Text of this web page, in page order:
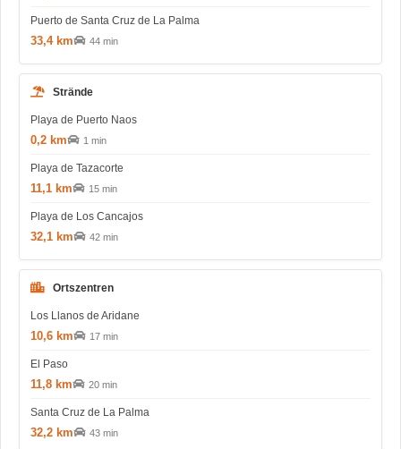
Puerto de Santa Cruz de La Palma
33,4 km 44 min
Strände
Playa de Puerto Naos
0,2 km 1 min
Playa de Tazacorte
11,1 km 15 min
Playa de Los Cancajos
32,1 km 42 min
Ortszentren
Los Llanos de Aridane
10,6 km 17 min
El Paso
11,8 km 20 min
Santa Cruz de La Palma
32,2 km 43 min